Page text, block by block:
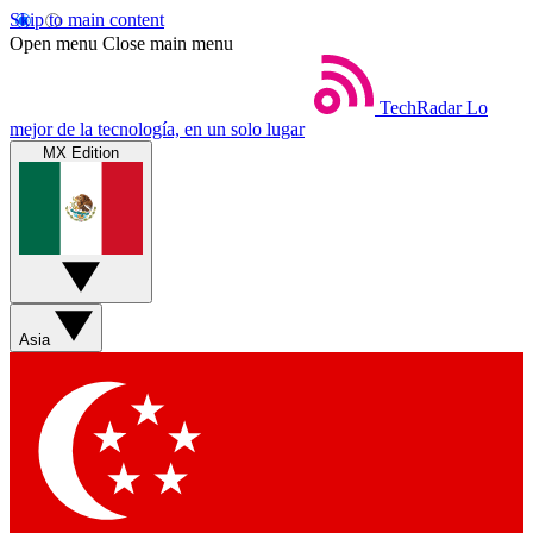
Skip to main content
Open menu Close main menu
TechRadar Lo
mejor de la tecnología, en un solo lugar
MX Edition
Asia